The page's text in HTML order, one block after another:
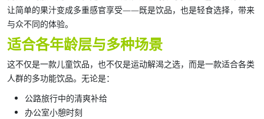
让简单的果汁变成多重感官享受——既是饮品，也是轻食选择，带来
与众不同的体验。
适合各年龄层与多种场景
这不仅是一款儿童饮品，也不仅是运动解渴之选，而是一款适合各类
人群的多功能饮品。无论是：
公路旅行中的清爽补给
办公室小憩时刻